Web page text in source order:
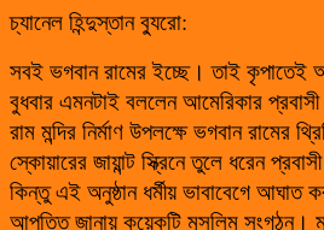
চ্যানেল হিন্দুস্তান ব্যুরো:
সবই ভগবান রামের ইচ্ছে। তাই কৃপাতেই
বুধবার এমনটাই বললেন আমেরিকার
রাম মন্দির নির্মাণ উপলক্ষে ভগবান রামের
স্কোয়ারের জায়ান্ট স্ক্রিনে তুলে ধরেন
কিন্তু এই অনুষ্ঠান ধর্মীয় ভাবাবেগে
আপত্তি জানায় কয়েকটি মুসলিম সংগঠন।